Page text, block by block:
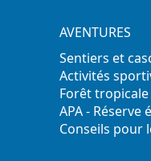
AVENTURES
Sentiers et
Activités
Forêt tropicale
APA - Réserve
Conseils pour